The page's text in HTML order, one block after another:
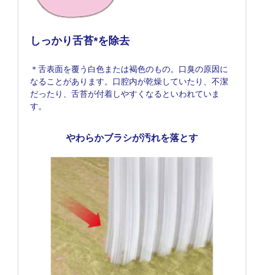
しっかり舌苔*を除去
＊舌表面を覆う白色または褐色のもの。口臭の原因に
なることがあります。口腔内が乾燥していたり、不潔
だったり、舌苔が付着しやすくなるといわれていま
す。
やわらかブラシが汚れを落とす